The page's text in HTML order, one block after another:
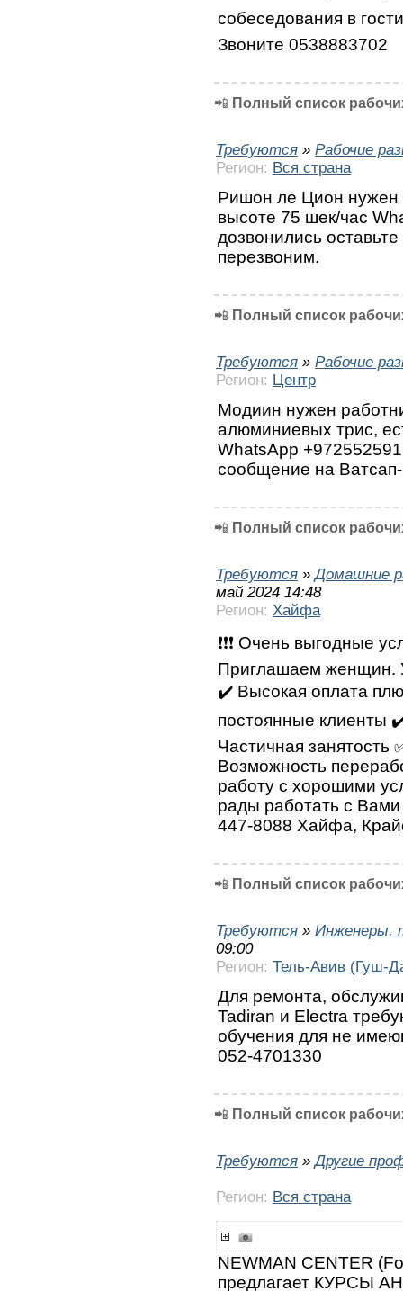
собеседования в
Звоните 0538883702
📲 Полный список
Требуются » Рабочие
Регион: Вся страна
Ришон ле Цион нужен
высоте 75 шек/час
дозвонились
перезвоним.
📲 Полный список
Требуются » Рабочие
Регион: Центр
Модиин нужен
алюминиевых трис,
WhatsApp
сообщение на
📲 Полный список
Требуются »Домашние
май 2024 14:48
Регион: Хайфа
❗❗❗ Очень выгодные
Приглашаем женщин.
✔️ Высокая оплата
постоянные клиенты
Частичная занятость
Возможность
работу с хорошими
рады работать с
447-8088 Хайфа,
📲 Полный список
Требуются » Инженеры,
09:00
Регион: Тель-Авив (Гуш-
Для ремонта,
Tadiran и Electra
обучения для не
052-4701330
📲 Полный список
Требуются »Другие
Регион: Вся страна
NEWMAN CENTER
предлагает КУРСЫ